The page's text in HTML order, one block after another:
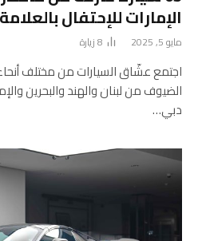
الإمارات للإحتفال
مايو 5, 2025 8زيارة
اجتمع عشّاق السيارات من مختلف
الضيوف من لبنان والهند والبحرين
دبي…